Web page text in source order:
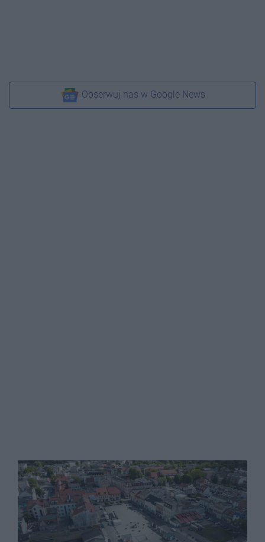
Obserwuj nas w Google News